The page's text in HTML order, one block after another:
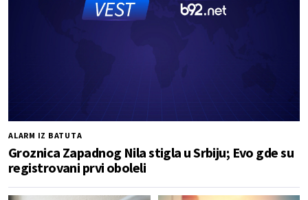
ALARM IZ BATUTA
Groznica Zapadnog Nila stigla u Srbiju; Evo gde su
registrovani prvi oboleli